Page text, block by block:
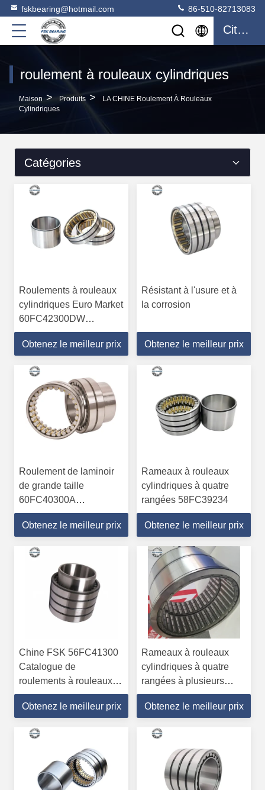
fskbearing@hotmail.com 86-510-82713083
Citation
roulement à rouleaux cylindriques
Maison > Produits >
LA CHINE Roulement À Rouleaux
Cylindriques
Catégories
Roulements à rouleaux
cylindriques Euro Market
60FC42300DW
ID300mm OD420mm Cage
en fer
Obtenez le meilleur prix
Résistant à l'usure et à
la corrosion
Obtenez le meilleur prix
Roulement de laminoir
de grande taille
60FC40300A
300*400*300mm à
quatre rangées
Obtenez le meilleur prix
Rameaux à rouleaux
cylindriques à quatre
rangées 58FC39234
Obtenez le meilleur prix
Chine FSK 56FC41300
Catalogue de
roulements à rouleaux
cylindriques à plusieurs
rangées
Obtenez le meilleur prix
Rameaux à rouleaux
cylindriques à quatre
rangées à plusieurs
rangées 56FC39275J
Rameaux de broyeur en
Obtenez le meilleur prix